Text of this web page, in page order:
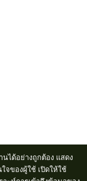
นได้อย่างถูกต้อง แสดง
จของผู้ใช้ เปิดให้ใช้